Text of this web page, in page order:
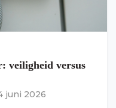
veiligheid versus
juni 2026